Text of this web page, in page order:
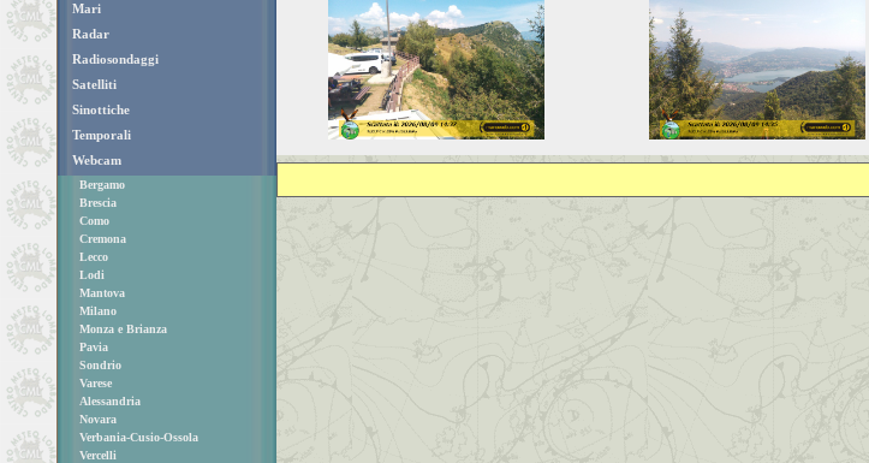
Mari
Radar
Radiosondaggi
Satelliti
Sinottiche
Temporali
Webcam
Bergamo
Brescia
Como
Cremona
Lecco
Lodi
Mantova
Milano
Monza e Brianza
Pavia
Sondrio
Varese
Alessandria
Novara
Verbania-Cusio-Ossola
Vercelli